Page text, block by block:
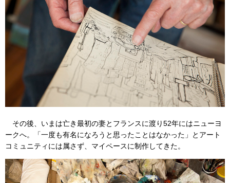
その後、いまは亡き最初の妻とフランスに渡り52年にはニューヨ
ークへ。「一度も有名になろうと思ったことはなかった」とアート
コミュニティには属さず、マイペースに制作してきた。